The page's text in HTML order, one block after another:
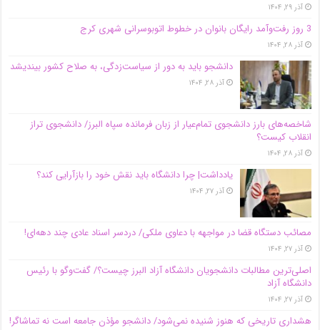
آذر ۲۹, ۱۴۰۴
3 روز رفت‌وآمد رایگان بانوان در خطوط اتوبوسرانی شهری کرج
آذر ۲۸, ۱۴۰۴
دانشجو باید به دور از سیاست‌زدگی، به صلاح کشور بیندیشد
آذر ۲۸, ۱۴۰۴
شاخصه‌های بارز دانشجوی تمام‌عیار از زبان فرمانده سپاه البرز/ دانشجوی تراز
انقلاب کیست؟
آذر ۲۸, ۱۴۰۴
یادداشت| چرا دانشگاه باید نقش خود را بازآرایی کند؟
آذر ۲۷, ۱۴۰۴
مصائب دستگاه قضا در مواجهه با دعاوی ملکی/ دردسر اسناد عادی چند‌ دهه‌ای!
آذر ۲۷, ۱۴۰۴
اصلی‌ترین مطالبات دانشجویان دانشگاه آزاد البرز چیست؟/ گفت‌وگو با رئیس
دانشگاه آز‌اد
آذر ۲۷, ۱۴۰۴
هشداری تاریخی که هنوز شنیده نمی‌شود/ دانشجو مؤذن جامعه است نه تماشاگر!